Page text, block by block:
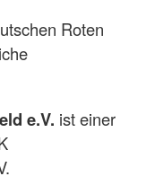
Roten
e.V. ist einer